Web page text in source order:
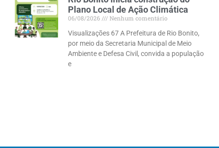
Plano Local de Ação Climática
06/08/2026
Nenhum comentário
Visualizações 67 A Prefeitura de Rio Bonito,
por meio da Secretaria Municipal de Meio
Ambiente e Defesa Civil, convida a população
e